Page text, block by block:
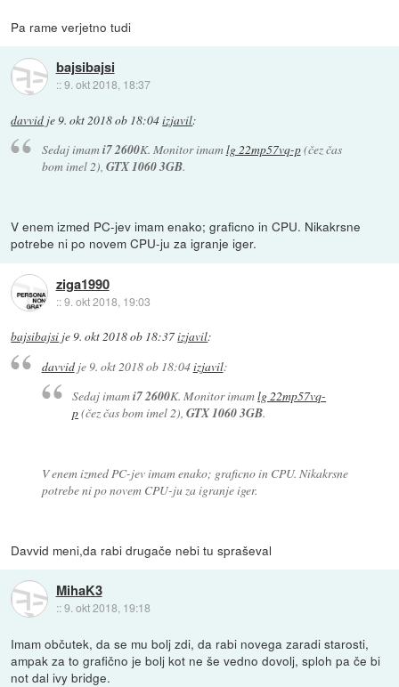
Pa rame verjetno tudi
bajsibajsi
::9. okt 2018, 18:37
davvid je9. okt 2018 ob 18:04izjavil:
Sedaj imami7 2600K. Monitor imamlg 22mp57vq-p(čez čas
bom imel 2), GTX 1060 3GB.
V enem izmed PC-jev imam enako; graficno in CPU. Nikakrsne
potrebe ni po novem CPU-ju za igranje iger.
ziga1990
::9. okt 2018, 19:03
bajsibajsi je9. okt 2018 ob 18:37izjavil:
davvidje9. okt 2018 ob 18:04izjavil:
Sedaj imami7 2600K. Monitor imamlg 22mp57vq-
p(čez čas bom imel 2),GTX 1060 3GB.
V enem izmed PC-jev imam enako; graficno in CPU. Nikakrsne
potrebe ni po novem CPU-ju za igranje iger.
Davvid meni,da rabi drugače nebi tu spraševal
MihaK3
::9. okt 2018, 19:18
Imam občutek, da se mu bolj zdi, da rabi novega zaradi starosti,
ampak za to grafično je bolj kot ne še vedno dovolj, sploh pa če bi
not dal ivy bridge.